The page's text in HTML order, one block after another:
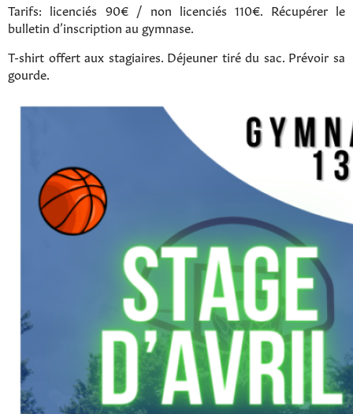
Tarifs: licenciés 90€ / non licenciés 110€. Récupérer le
bulletin d’inscription au gymnase.
T-shirt offert aux stagiaires. Déjeuner tiré du sac. Prévoir sa
gourde.